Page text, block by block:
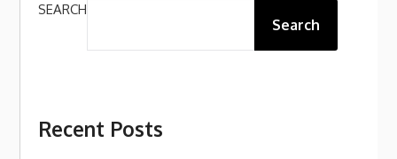
SEARCH
Search
Recent Posts